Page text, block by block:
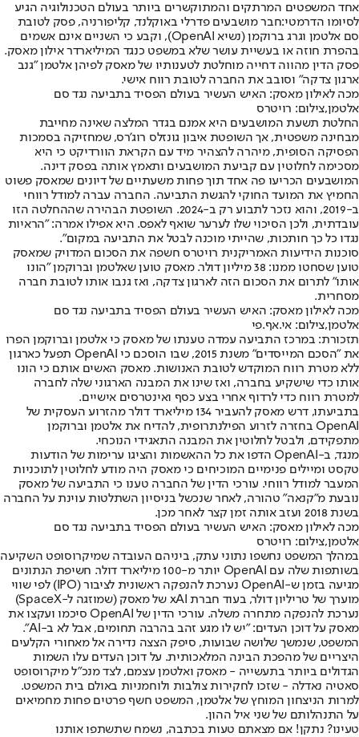
אחד המשפטים המרתקים והמתוקשרים ביותר בעולם הטכנולוגיה הגיע
לסיומו הדרמטי:חבר מושבעים פדרלי באוקלנד, קליפורניה, פסק לטובת
סם אלטמן וגרג ברוקמן (נשיא OpenAI), וקבע כי השניים אינם אשמים
בהפרת חוזה או בעשיית עושר שלא במשפט כנגד המיליארדר אילון מאסק.
פסק הדין מהווה דחייה מוחלטת לטענותיו של מאסק לפיהן אלטמן "גנב
ארגון צדקה" וסובב את החברה לטובת רווח אישי.
מכה לאילון מאסק: האיש העשיר בעולם הפסיד בתביעה נגד סם
אלטמן,צילום: רויטרס
החלטת תשעת המושבעים היא אמנם בגדר המלצה שאינה מחייבת
מבחינה משפטית, אך השופטת איבון גונזלס רוג'רס, שמחזיקה בסמכות
הפסיקה הסופית, מיהרה להצהיר מיד עם הקראת הוורדיקט כי היא
מסכימה לחלוטין עם קביעת המושבעים ותאמץ אותה בפסק דינה.
המושבעים הכריעו פה אחד תוך פחות משעתיים של דיונים שמאסק פשוט
החמיץ את המועד החוקי להגשת התביעה. החברה עברה למודל רווחי
ב-2019, והוא נזכר לתבוע רק ב-2024. השופטת הבהירה שההחלטה הזו
עובדתית, ולכן הסיכוי שלו לערער שואף לאפס. היא אפילו אמרה: "הראיות
נגדו כל כך חותכות, שהייתי מוכנה לבטל את התביעה במקום".
סוכנות הידיעות האמריקנית רויטרס חשפה את הסכום המדויק שמאסק
טוען שסחטו ממנו: 38 מיליון דולר. מאסק טוען שאלטמן וברוקמן "הונו
אותו" לתרום את הסכום הזה לארגון צדקה, ואז גנבו אותו לטובת חברה
מסחרית.
מכה לאילון מאסק: האיש העשיר בעולם הפסיד בתביעה נגד סם
אלטמן,צילום: אי.אף.פי
תזכורת: במרכז התביעה עמדה טענתו של מאסק כי אלטמן וברוקמן הפרו
את "הסכם המייסדים" משנת 2015, שבו הוסכם כי OpenAI תפעל כארגון
ללא מטרת רווח המוקדש לטובת האנושות. מאסק האשים אותם כי הונו
אותו כדי שישקיע בחברה, ואז שינו את המבנה הארגוני שלה לחברה
למטרת רווח כדי לרדוף אחרי בצע כסף ואינטרסים אישיים.
בתביעתו, דרש מאסק להעביר 134 מיליארד דולר מהזרוע העסקית של
OpenAI בחזרה לזרוע הפילנתרופית, להדיח את אלטמן וברוקמן
מתפקידם, ולבטל לחלוטין את המבנה התאגידי הנוכחי.
מנגד, ב-OpenAI הדפו את כל ההאשמות והציגו ערימות של הודעות
טקסט ומיילים פנימיים המוכיחים כי מאסק היה מודע לחלוטין לתוכניות
המעבר למודל רווחי. עורכי הדין של החברה טענו כי התביעה של מאסק
נובעת מ"קנאה" טהורה, לאחר שנכשל בניסיון השתלטות עוינת על החברה
בשנת 2018 ועזב אותה זמן קצר לאחר מכן.
מכה לאילון מאסק: האיש העשיר בעולם הפסיד בתביעה נגד סם
אלטמן,צילום: רויטרס
במהלך המשפט נחשפו נתוני עתק, ביניהם העובדה שמיקרוסופט השקיעה
בשותפות שלה עם OpenAI יותר מ-100 מיליארד דולר. חשיפת הנתונים
מגיעה בזמן ש-OpenAI נערכת להנפקה ראשונית לציבור (IPO) לפי שווי
מוערך של טריליון דולר, בעוד חברת xAI של מאסק (שמוזגה ל-SpaceX)
נערכת להנפקה מתחרה משלה. עורכי הדין של OpenAI סיכמו ועקצו את
מאסק על דוכן העדים: "יש לו מגע זהב בהרבה תחומים, אבל לא ב-AI".
המשפט, שנמשך שלושה שבועות, סיפק הצצה נדירה אל מאחורי הקלעים
היצריים של מהפכת הבינה המלאכותית. על דוכן העדים עלו השמות
הגדולים ביותר בתעשייה - מאסק ואלטמן עצמם, לצד מנכ"ל מיקרוסופט
סאטיה נאדלה - שזכו לחקירות צולבות ולוחמניות באולם בית המשפט.
למרות הניצחון המוחץ של אלטמן, המשפט חשף פרטים פחות מחמיאים
על התנהלותם של שני איל ההון.
טעינו? נתקן! אם מצאתם טעות בכתבה, נשמח שתשתפו אותנו